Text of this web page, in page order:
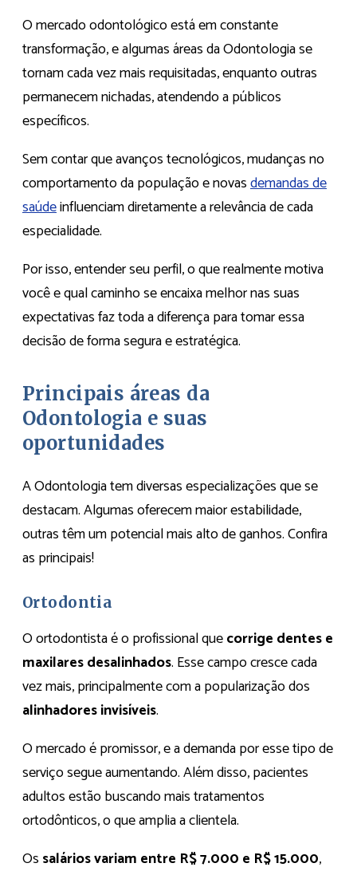
O mercado odontológico está em constante
transformação, e algumas áreas da Odontologia se
tornam cada vez mais requisitadas, enquanto outras
permanecem nichadas, atendendo a públicos
específicos.
Sem contar que avanços tecnológicos, mudanças no
comportamento da população e novasdemandas de
saúdeinfluenciam diretamente a relevância de cada
especialidade.
Por isso, entender seu perfil, o que realmente motiva
você e qual caminho se encaixa melhor nas suas
expectativas faz toda a diferença para tomar essa
decisão de forma segura e estratégica.
Principais áreas da
Odontologia e suas
oportunidades
A Odontologia tem diversas especializações que se
destacam. Algumas oferecem maior estabilidade,
outras têm um potencial mais alto de ganhos. Confira
as principais!
Ortodontia
O ortodontista é o profissional quecorrige dentes e
maxilares desalinhados. Esse campo cresce cada
vez mais, principalmente com a popularização dos
alinhadores invisíveis.
O mercado é promissor, e a demanda por esse tipo de
serviço segue aumentando. Além disso, pacientes
adultos estão buscando mais tratamentos
ortodônticos, o que amplia a clientela.
Os salários variam entre R$ 7.000 e R$ 15.000,